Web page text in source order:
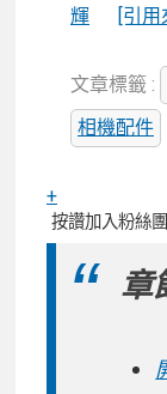
輝
[引用
文章標籤 :
相機配件
+
按讚加入粉絲團
章